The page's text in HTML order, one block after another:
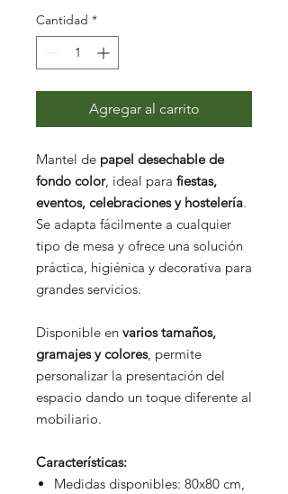
Cantidad *
Agregar al carrito
Mantel de papel desechable de
fondo color, ideal para fiestas,
eventos, celebraciones y hostelería.
Se adapta fácilmente a cualquier
tipo de mesa y ofrece una solución
práctica, higiénica y decorativa para
grandes servicios.
Disponible en varios tamaños,
gramajes y colores, permite
personalizar la presentación del
espacio dando un toque diferente al
mobiliario.
Características:
Medidas disponibles: 80x80 cm,